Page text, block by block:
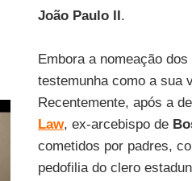
João Paulo II.
Embora a nomeação
testemunha como a sua
Recentemente, após a
Law, ex-arcebispo de
cometidos por padres,
pedofilia do clero